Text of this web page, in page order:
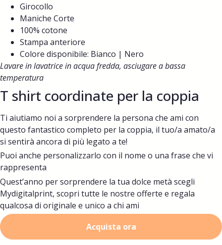
Girocollo
Maniche Corte
100% cotone
Stampa anteriore
Colore disponibile: Bianco | Nero
Lavare in lavatrice in acqua fredda, asciugare a bassa
temperatura
T shirt coordinate per la coppia
Ti aiutiamo noi a sorprendere la persona che ami con
questo fantastico completo per la coppia, il tuo/a amato/a
si sentirà ancora di più legato a te!
Puoi anche personalizzarlo con il nome o una frase che vi
rappresenta
Quest’anno per sorprendere la tua dolce metà scegli
Mydigitalprint, scopri tutte le nostre offerte e regala
qualcosa di originale e unico a chi ami
Acquista ora